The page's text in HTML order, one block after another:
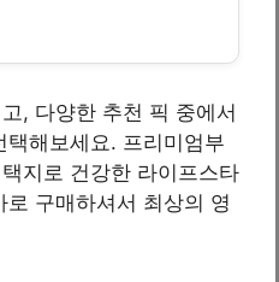
, 다양한 추천 픽 중에서
해보세요. 프리미엄부
지로 건강한 라이프스타
구매하셔서 최상의 영